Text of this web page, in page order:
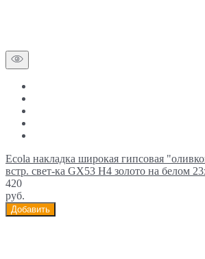
Ecola накладка широкая гипсовая
встр. свет-ка GX53 H4 золото на белом
420
руб.
Добавить